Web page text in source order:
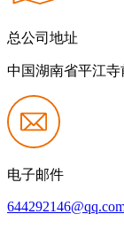
总公司地址
中国湖南省平江寺
电子邮件